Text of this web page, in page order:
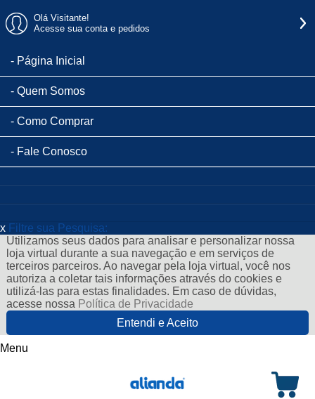
Olá Visitante!
Acesse sua conta e pedidos
Página Inicial
Quem Somos
Como Comprar
Fale Conosco
x Filtre sua Pesquisa:
Utilizamos seus dados para analisar e personalizar nossa
loja virtual durante a sua navegação e em serviços de
terceiros parceiros. Ao navegar pela loja virtual, você nos
autoriza a coletar tais informações através do cookies e
utilizá-las para estas finalidades. Em caso de dúvidas,
acesse nossa Política de Privacidade
Entendi e Aceito
Menu